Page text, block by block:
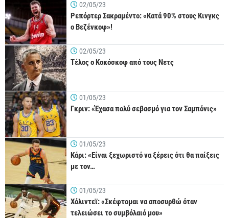
02/05/23
Ρεπόρτερ Σακραμέντο: «Κατά 90% στους Κινγκς
ο Βεζένκοφ»!
02/05/23
Τέλος ο Κοκόσκοφ από τους Νετς
01/05/23
Γκριν: «Έχασα πολύ σεβασμό για τον Σαμπόνις»
01/05/23
Κάρι: «Είναι ξεχωριστό να ξέρεις ότι θα παίξεις
με τον…
01/05/23
Χόλιντεϊ: «Σκέφτομαι να αποσυρθώ όταν
τελειώσει το συμβόλαιό μου»